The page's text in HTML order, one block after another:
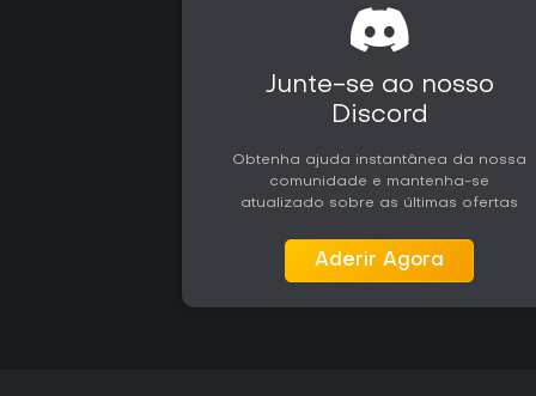
Junte-se ao nosso
Discord
Obtenha ajuda instantânea da nossa
comunidade e mantenha-se
atualizado sobre as últimas ofertas
Aderir Agora